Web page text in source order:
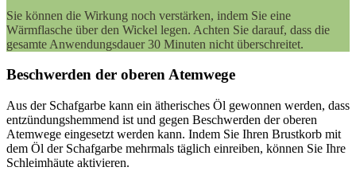
Sie können die Wirkung noch verstärken, indem Sie eine
Wärmflasche über den Wickel legen. Achten Sie darauf, dass die
gesamte Anwendungsdauer 30 Minuten nicht überschreitet.
Beschwerden der oberen Atemwege
Aus der Schafgarbe kann ein ätherisches Öl gewonnen werden, dass
entzündungshemmend ist und gegen Beschwerden der oberen
Atemwege eingesetzt werden kann. Indem Sie Ihren Brustkorb mit
dem Öl der Schafgarbe mehrmals täglich einreiben, können Sie Ihre
Schleimhäute aktivieren.